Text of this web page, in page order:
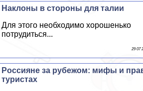
Наклоны в стороны для талии
Для этого необходимо хорошенько
потрудиться...
29 07
Россияне за рубежом: мифы и
туристах